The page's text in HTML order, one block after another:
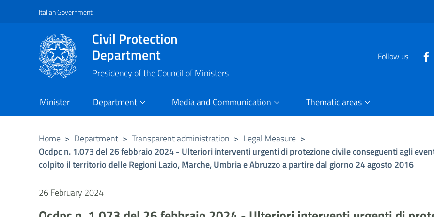
Vai al contenuto principale
Raggiungi il piè di pagina
Italian Government
Civil Protection
Department
Presidency of the Council of Ministers
Follow us
Minister Department Media and Communication Thematic areas
Home > Department > Transparent administration > Legal Measure >
Ocdpc n. 1.073 del 26 febbraio 2024 - Ulteriori interventi urgenti di protezione civile conseguenti agli
colpito il territorio delle Regioni Lazio, Marche, Umbria e Abruzzo a partire dal giorno 24 agosto 2016
26 February 2024